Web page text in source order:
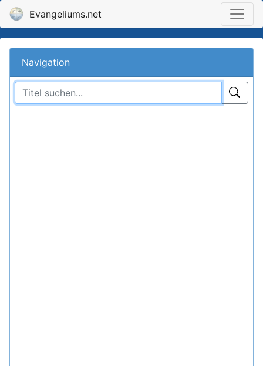
Evangeliums.net
Navigation